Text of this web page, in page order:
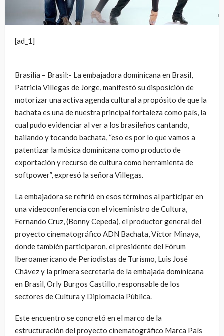
[ad_1]
Brasilia – Brasil:- La embajadora dominicana en Brasil,
Patricia Villegas de Jorge, manifestó su disposición de
motorizar una activa agenda cultural a propósito de que la
bachata es una de nuestra principal fortaleza como país, la
cual pudo evidenciar al ver a los brasileños cantando,
bailando y tocando bachata, “eso es por lo que vamos a
patentizar la música dominicana como producto de
exportación y recurso de cultura como herramienta de
softpower”, expresó la señora Villegas.
La embajadora se refirió en esos términos al participar en
una videoconferencia con el viceministro de Cultura,
Fernando Cruz, (Bonny Cepeda), el productor general del
proyecto cinematográfico ADN Bachata, Víctor Minaya,
donde también participaron, el presidente del Fórum
Iberoamericano de Periodistas de Turismo, Luis José
Chávez y la primera secretaria de la embajada dominicana
en Brasil, Orly Burgos Castillo, responsable de los
sectores de Cultura y Diplomacia Pública.
Este encuentro se concretó en el marco de la
estructuración del proyecto cinematográfico Marca País